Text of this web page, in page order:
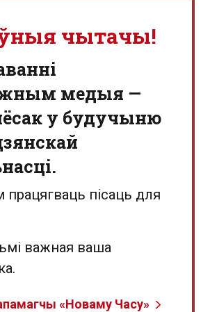
чытачы!
медыя —
у будучыню
пісаць для
важная ваша
«Новаму Часу»